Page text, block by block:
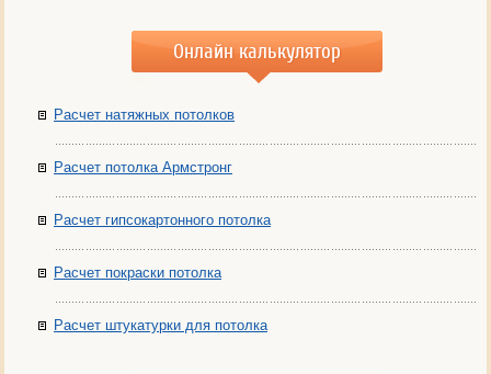
Онлайн калькулятор
Расчет натяжных потолков
Расчет потолка Армстронг
Расчет гипсокартонного потолка
Расчет покраски потолка
Расчет штукатурки для потолка